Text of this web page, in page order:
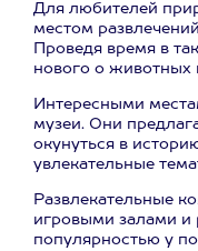
Для любителей
местом
Проведя время в
нового о животных
Интересными
музеи. Они
окунуться в
увлекательные
Развлекательные
игровыми залами и
популярностью у